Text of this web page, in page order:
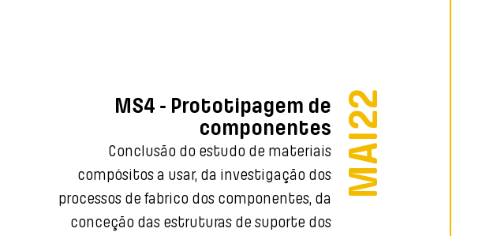
MAI22
MS4 - Prototipagem de
componentes
Conclusão do estudo de materiais
compósitos a usar, da investigação dos
processos de fabrico dos componentes, da
conceção das estruturas de suporte dos